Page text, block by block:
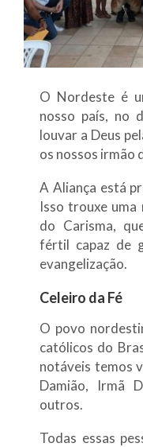
O Nordeste é
nosso país, no
louvar a Deus
os nossos irmão
A Aliança está
Isso trouxe uma
do Carisma,
fértil capaz de
evangelização.
Celeiro da Fé
O povo
católicos do
notáveis temos
Damião, Irmã
outros.
Todas essas